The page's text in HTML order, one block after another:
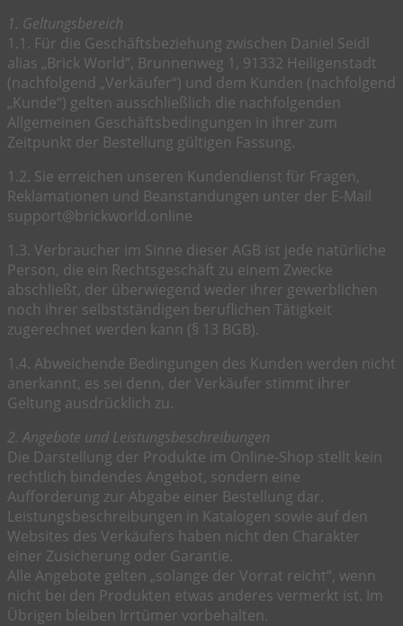
1. Geltungsbereich
1.1. Für die Geschäftsbeziehung zwischen Daniel Seidl
alias „Brick World“, Brunnenweg 1, 91332 Heiligenstadt
(nachfolgend „Verkäufer“) und dem Kunden (nachfolgend
„Kunde“) gelten ausschließlich die nachfolgenden
Allgemeinen Geschäftsbedingungen in ihrer zum
Zeitpunkt der Bestellung gültigen Fassung.
1.2. Sie erreichen unseren Kundendienst für Fragen,
Reklamationen und Beanstandungen unter der E-Mail
support@brickworld.online
1.3. Verbraucher im Sinne dieser AGB ist jede natürliche
Person, die ein Rechtsgeschäft zu einem Zwecke
abschließt, der überwiegend weder ihrer gewerblichen
noch ihrer selbstständigen beruflichen Tätigkeit
zugerechnet werden kann (§ 13 BGB).
1.4. Abweichende Bedingungen des Kunden werden nicht
anerkannt, es sei denn, der Verkäufer stimmt ihrer
Geltung ausdrücklich zu.
2. Angebote und Leistungsbeschreibungen
Die Darstellung der Produkte im Online-Shop stellt kein
rechtlich bindendes Angebot, sondern eine
Aufforderung zur Abgabe einer Bestellung dar.
Leistungsbeschreibungen in Katalogen sowie auf den
Websites des Verkäufers haben nicht den Charakter
einer Zusicherung oder Garantie.
Alle Angebote gelten „solange der Vorrat reicht“, wenn
nicht bei den Produkten etwas anderes vermerkt ist. Im
Übrigen bleiben Irrtümer vorbehalten.